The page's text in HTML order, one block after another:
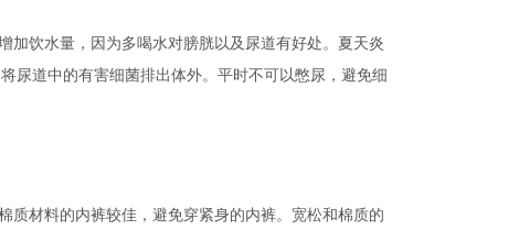
饮水量，因为多喝水对膀胱以及尿道有好处。夏天炎
尿道中的有害细菌排出体外。平时不可以憋尿，避免细
材料的内裤较佳，避免穿紧身的内裤。宽松和棉质的